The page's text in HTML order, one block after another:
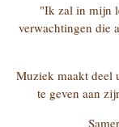
"Ik zal in mijn
verwachtingen die
Muziek maakt deel
te geven aan